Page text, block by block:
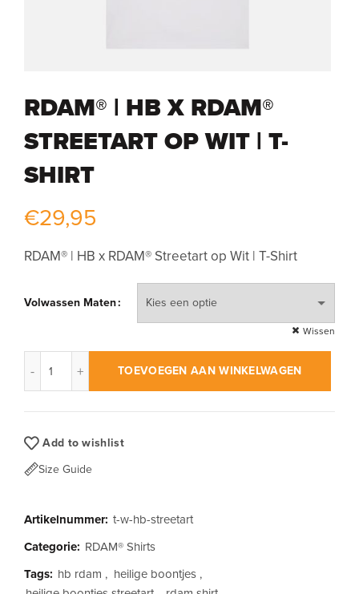
RDAM® | HB X RDAM®
STREETART OP WIT | T-
SHIRT
€29,95
RDAM® | HB x RDAM® Streetart op Wit | T-Shirt
Volwassen Maten
Wissen
TOEVOEGEN AAN WINKELWAGEN
Add to wishlist
Size Guide
Artikelnummer: t-w-hb-streetart
Categorie: RDAM® Shirts
Tags: hb rdam , heilige boontjes ,